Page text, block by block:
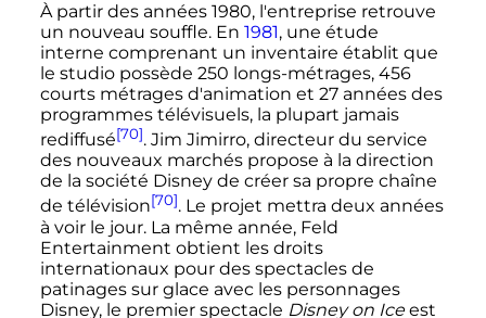
À partir des années 1980, l'entreprise retrouve
un nouveau souffle. En 1981, une étude
interne comprenant un inventaire établit que
le studio possède 250 longs-métrages, 456
courts métrages d'animation et 27 années des
programmes télévisuels, la plupart jamais
rediffusé[70]. Jim Jimirro, directeur du service
des nouveaux marchés propose à la direction
de la société Disney de créer sa propre chaîne
de télévision[70]. Le projet mettra deux années
à voir le jour. La même année, Feld
Entertainment obtient les droits
internationaux pour des spectacles de
patinages sur glace avec les personnages
Disney, le premier spectacle Disney on Iceest